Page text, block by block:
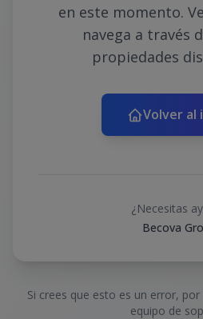
en este momento.
navega a través
propiedades
Volver al
¿Necesitas
Becova
Si crees que esto es un error,
equipo de